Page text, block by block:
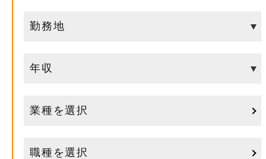
業種を選択
職種を選択